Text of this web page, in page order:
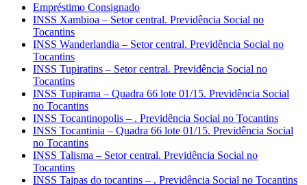
Empréstimo Consignado
INSS Xambioa – Setor central. Previdência Social no
Tocantins
INSS Wanderlandia – Setor central. Previdência Social no
Tocantins
INSS Tupiratins – Setor central. Previdência Social no
Tocantins
INSS Tupirama – Quadra 66 lote 01/15. Previdência Social
no Tocantins
INSS Tocantinopolis – . Previdência Social no Tocantins
INSS Tocantinia – Quadra 66 lote 01/15. Previdência Social
no Tocantins
INSS Talisma – Setor central. Previdência Social no
Tocantins
INSS Taipas do tocantins – . Previdência Social no Tocantins